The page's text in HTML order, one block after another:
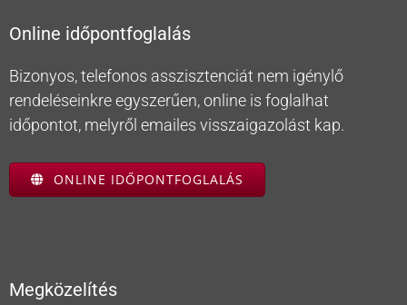
Online időpontfoglalás
Bizonyos, telefonos asszisztenciát nem igénylő
rendeléseinkre egyszerűen, online is foglalhat
időpontot, melyről emailes visszaigazolást kap.
ONLINE IDŐPONTFOGLALÁS
Megközelítés